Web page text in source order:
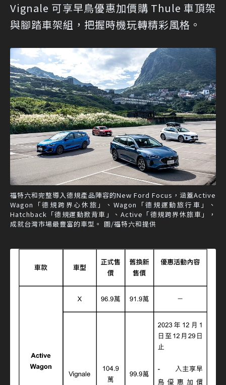
Vignale 可享早鳥優惠加價購 Thule 車頂架
與腳踏車架組，把握時機玩轉精彩風格。
福特六和完整導入德規產品陣容的New Ford Focus，涵蓋Active
Wagon「德規跨界心休旅」、Wagon「德規運動旅行車」、
Hatchback「德規運動掀背車」、Active「德規跨界休旅車」，
成就台灣市場最豐富的車型。 圖/福特六和提供